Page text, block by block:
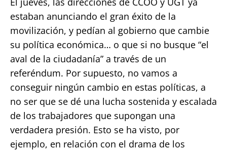
estaban anunciando el gran éxito de la
movilización, y pedían al gobierno que cambie
su política económica… o que si no busque “el
aval de la ciudadanía” a través de un
referéndum. Por supuesto, no vamos a
conseguir ningún cambio en estas políticas, a
no ser que se dé una lucha sostenida y escalada
de los trabajadores que supongan una
verdadera presión. Esto se ha visto, por
ejemplo, en relación con el drama de los